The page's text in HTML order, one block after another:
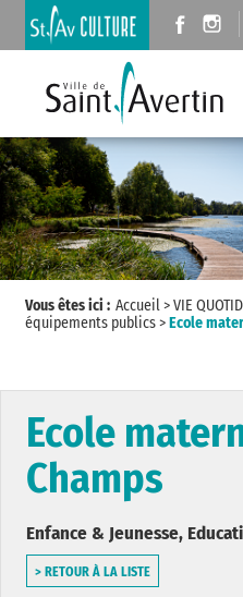
Vous êtes ici : Accueil>VIE
équipements publics>Ecole
Ecole
Champs
Enfance & Jeunesse,
> RETOUR À LA LISTE